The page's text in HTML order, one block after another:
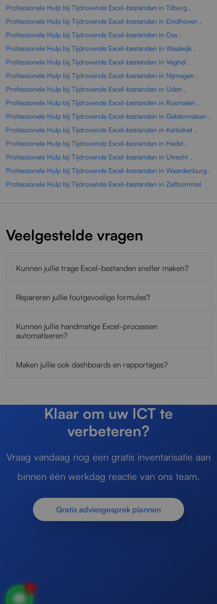
Professionele Hulp bij Tijdrovende Excel-bestanden in Tilburg ,
Professionele Hulp bij Tijdrovende Excel-bestanden in Eindhoven ,
Professionele Hulp bij Tijdrovende Excel-bestanden in Oss ,
Professionele Hulp bij Tijdrovende Excel-bestanden in Waalwijk ,
Professionele Hulp bij Tijdrovende Excel-bestanden in Veghel ,
Professionele Hulp bij Tijdrovende Excel-bestanden in Nijmegen ,
Professionele Hulp bij Tijdrovende Excel-bestanden in Uden ,
Professionele Hulp bij Tijdrovende Excel-bestanden in Rosmalen ,
Professionele Hulp bij Tijdrovende Excel-bestanden in Geldermalsen ,
Professionele Hulp bij Tijdrovende Excel-bestanden in Kerkdriel ,
Professionele Hulp bij Tijdrovende Excel-bestanden in Hedel ,
Professionele Hulp bij Tijdrovende Excel-bestanden in Utrecht ,
Professionele Hulp bij Tijdrovende Excel-bestanden in Waardenburg ,
Professionele Hulp bij Tijdrovende Excel-bestanden in Zaltbommel
Veelgestelde vragen
Kunnen jullie trage Excel-bestanden sneller maken?
Repareren jullie foutgevoelige formules?
Kunnen jullie handmatige Excel-processen
automatiseren?
Maken jullie ook dashboards en rapportages?
Klaar om uw ICT te
verbeteren?
Vraag vandaag nog een gratis inventarisatie aan
binnen één werkdag reactie van ons team.
Gratis adviesgesprek plannen